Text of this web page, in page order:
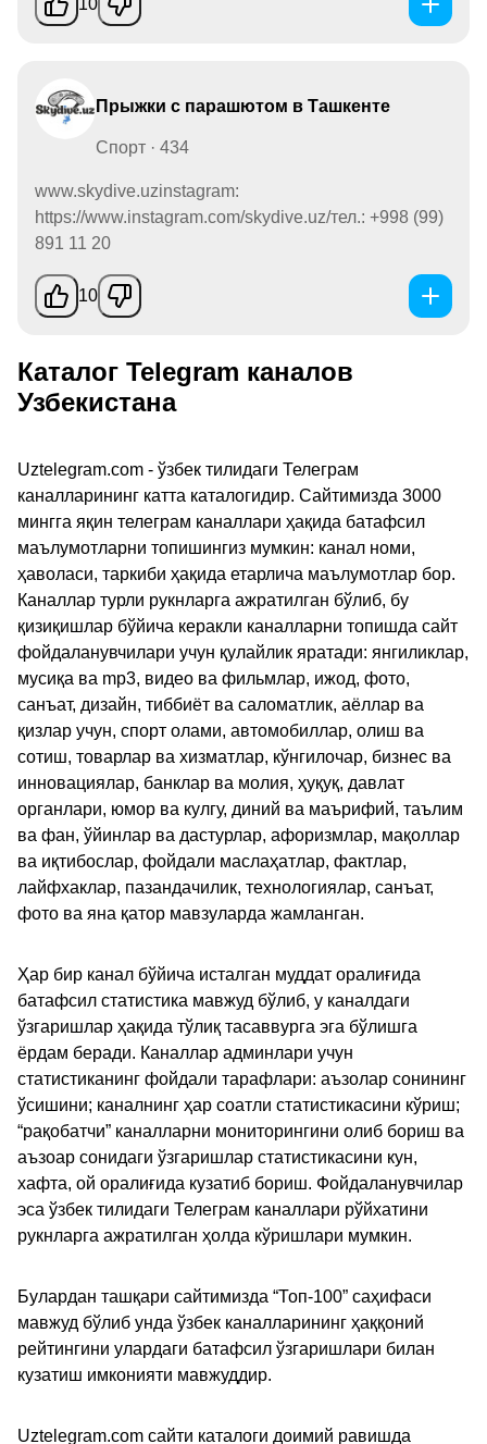
Прыжки с парашютом в Ташкенте
Спорт · 434
www.skydive.uzinstagram:
https://www.instagram.com/skydive.uz/тел.: +998 (99)
891 11 20
10
Каталог Telegram каналов
Узбекистана
Uztelegram.com - ўзбек тилидаги Телеграм
каналларининг катта каталогидир. Сайтимизда 3000
мингга яқин телеграм каналлари ҳақида батафсил
маълумотларни топишингиз мумкин: канал номи,
ҳаволаси, таркиби ҳақида етарлича маълумотлар бор.
Каналлар турли рукнларга ажратилган бўлиб, бу
қизиқишлар бўйича керакли каналларни топишда сайт
фойдаланувчилари учун қулайлик яратади: янгиликлар,
мусиқа ва mp3, видео ва фильмлар, ижод, фото,
санъат, дизайн, тиббиёт ва саломатлик, аёллар ва
қизлар учун, спорт олами, автомобиллар, олиш ва
сотиш, товарлар ва хизматлар, кўнгилочар, бизнес ва
инновациялар, банклар ва молия, ҳуқуқ, давлат
органлари, юмор ва кулгу, диний ва маърифий, таълим
ва фан, ўйинлар ва дастурлар, афоризмлар, мақоллар
ва иқтибослар, фойдали маслаҳатлар, фактлар,
лайфхаклар, пазандачилик, технологиялар, санъат,
фото ва яна қатор мавзуларда жамланган.
Ҳар бир канал бўйича исталган муддат оралиғида
батафсил статистика мавжуд бўлиб, у каналдаги
ўзгаришлар ҳақида тўлиқ тасаввурга эга бўлишга
ёрдам беради. Каналлар админлари учун
статистиканинг фойдали тарафлари: аъзолар сонининг
ўсишини; каналнинг ҳар соатли статистикасини кўриш;
“рақобатчи” каналларни мониторингини олиб бориш ва
аъзоар сонидаги ўзгаришлар статистикасини кун,
хафта, ой оралиғида кузатиб бориш. Фойдаланувчилар
эса ўзбек тилидаги Телеграм каналлари рўйхатини
рукнларга ажратилган ҳолда кўришлари мумкин.
Булардан ташқари сайтимизда “Топ-100” саҳифаси
мавжуд бўлиб унда ўзбек каналларининг ҳаққоний
рейтингини улардаги батафсил ўзгаришлари билан
кузатиш имконияти мавжуддир.
Uztelegram.com сайти каталоги доимий равишда